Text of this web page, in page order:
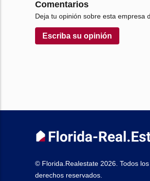
Comentarios
Deja tu opinión sobre esta empresa
Escriba su opinión
© Florida.Realestate 2026. Todos los
derechos reservados.